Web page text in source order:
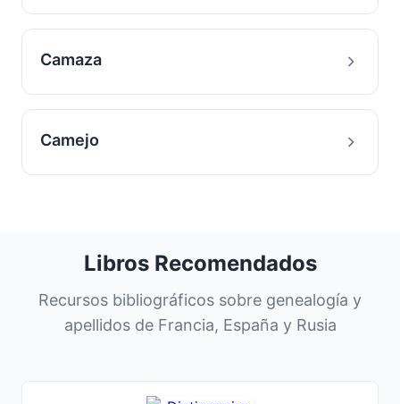
Camaza
Camejo
Libros Recomendados
Recursos bibliográficos sobre genealogía y
apellidos de Francia, España y Rusia